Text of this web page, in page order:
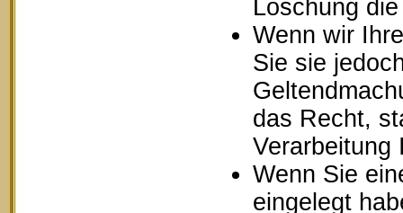
Löschung
Wenn wir
Sie sie
das Recht,
Verarbeitung
Wenn Sie
eingelegt